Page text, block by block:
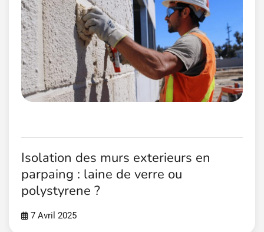
Isolation des murs exterieurs en
parpaing : laine de verre ou
polystyrene ?
7 Avril 2025